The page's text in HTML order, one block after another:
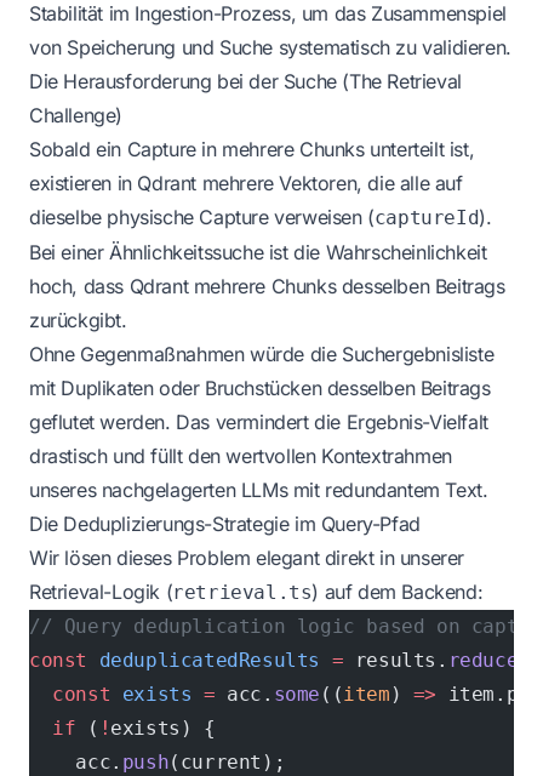
Stabilität im Ingestion-Prozess, um das Zusammenspiel
von Speicherung und Suche systematisch zu validieren.
Die Herausforderung bei der Suche (The Retrieval
Challenge)
Sobald ein Capture in mehrere Chunks unterteilt ist,
existieren in Qdrant mehrere Vektoren, die alle auf
dieselbe physische Capture verweisen (captureId).
Bei einer Ähnlichkeitssuche ist die Wahrscheinlichkeit
hoch, dass Qdrant mehrere Chunks desselben Beitrags
zurückgibt.
Ohne Gegenmaßnahmen würde die Suchergebnisliste
mit Duplikaten oder Bruchstücken desselben Beitrags
geflutet werden. Das vermindert die Ergebnis-Vielfalt
drastisch und füllt den wertvollen Kontextrahmen
unseres nachgelagerten LLMs mit redundantem Text.
Die Deduplizierungs-Strategie im Query-Pfad
Wir lösen dieses Problem elegant direkt in unserer
Retrieval-Logik (retrieval.ts) auf dem Backend:
// Query deduplication logic based on
const
deduplicatedResults = results. reduce
  const
exists = acc. some ((item ) =>
  if
( ! exists) {
    acc.
push(current);